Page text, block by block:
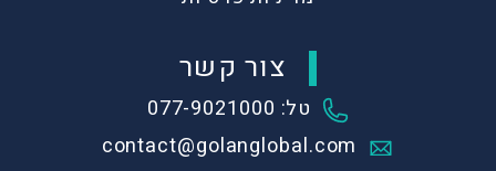
צור קשר
טל: 077-9021000
contact@golanglobal.com